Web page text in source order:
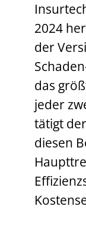
2024
der
das
jeder
tätigt
diesen